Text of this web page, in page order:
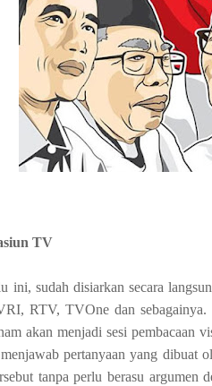
TV
ini, sudah disiarkan secara
RTV, TVOne dan
akan menjadi sesi pembacaan
pertanyaan yang dibuat
tanpa perlu berasu argumen